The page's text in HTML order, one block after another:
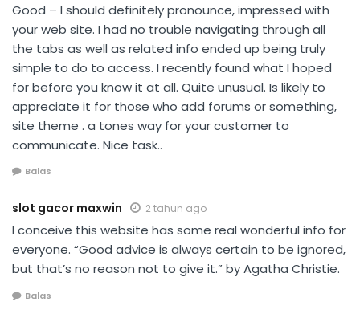
Good – I should definitely pronounce, impressed with
your web site. I had no trouble navigating through all
the tabs as well as related info ended up being truly
simple to do to access. I recently found what I hoped
for before you know it at all. Quite unusual. Is likely to
appreciate it for those who add forums or something,
site theme . a tones way for your customer to
communicate. Nice task..
Balas
slot gacor maxwin 2 tahun ago
I conceive this website has some real wonderful info for
everyone. “Good advice is always certain to be ignored,
but that’s no reason not to give it.” by Agatha Christie.
Balas